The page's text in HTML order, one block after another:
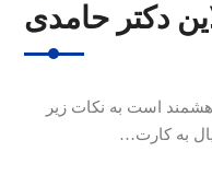
دکتر حامدی
است به نکات زیر